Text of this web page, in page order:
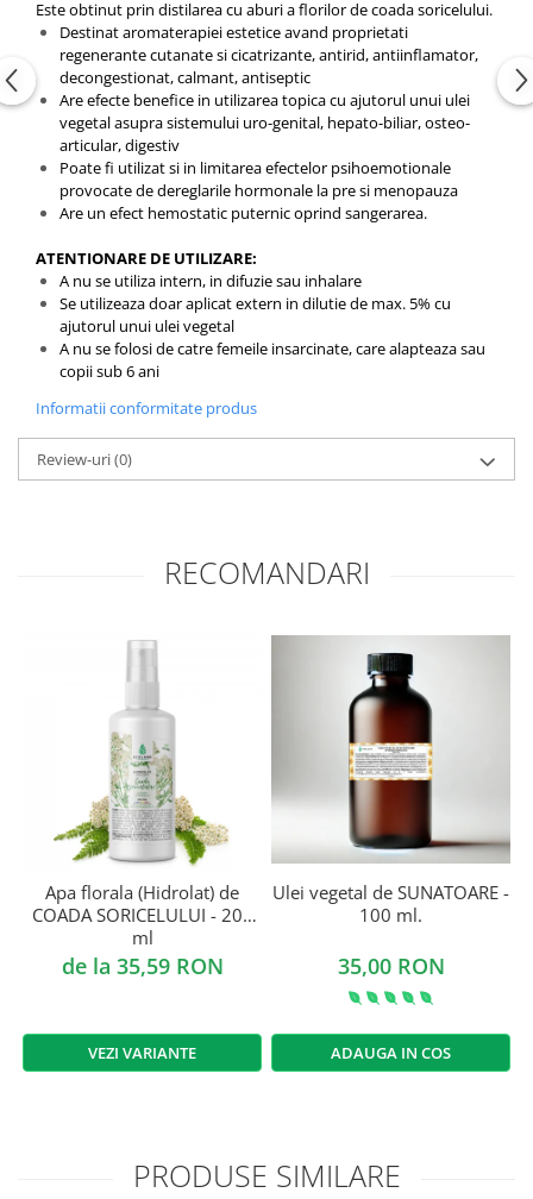
Este obtinut prin distilarea cu aburi a florilor de coada soricelului.
Destinat aromaterapiei estetice avand proprietati
regenerante cutanate si cicatrizante, antirid, antiinflamator,
decongestionat, calmant, antiseptic
Are efecte benefice in utilizarea topica cu ajutorul unui ulei
vegetal asupra sistemului uro-genital, hepato-biliar, osteo-
articular, digestiv
Poate fi utilizat si in limitarea efectelor psihoemotionale
provocate de dereglarile hormonale la pre si menopauza
Are un efect hemostatic puternic oprind sangerarea.
ATENTIONARE DE UTILIZARE:
A nu se utiliza intern, in difuzie sau inhalare
Se utilizeaza doar aplicat extern in dilutie de max. 5% cu
ajutorul unui ulei vegetal
A nu se folosi de catre femeile insarcinate, care alapteaza sau
copii sub 6 ani
Informatii conformitate produs
Review-uri(0)
RECOMANDARI
Apa florala (Hidrolat) de
COADA SORICELULUI - 200
ml
de la 35,59 RON
VEZI VARIANTE
Ulei vegetal de SUNATOARE -
100 ml.
35,00 RON
ADAUGA IN COS
PRODUSE SIMILARE